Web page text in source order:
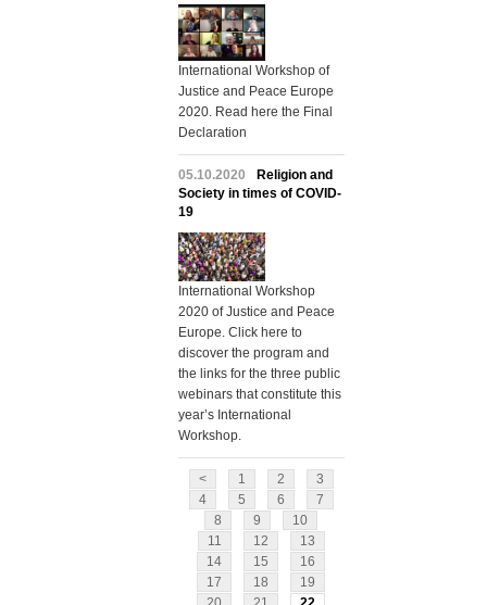
International Workshop of
Justice and Peace Europe
2020. Read here the Final
Declaration
05.10.2020
Religion and
Society in times of COVID-
19
International Workshop
2020 of Justice and Peace
Europe. Click here to
discover the program and
the links for the three public
webinars that constitute this
year’s International
Workshop.
< 1 2
3
4
5 6
7
8
9
10
11
12
13
14
15
16
17
18
19